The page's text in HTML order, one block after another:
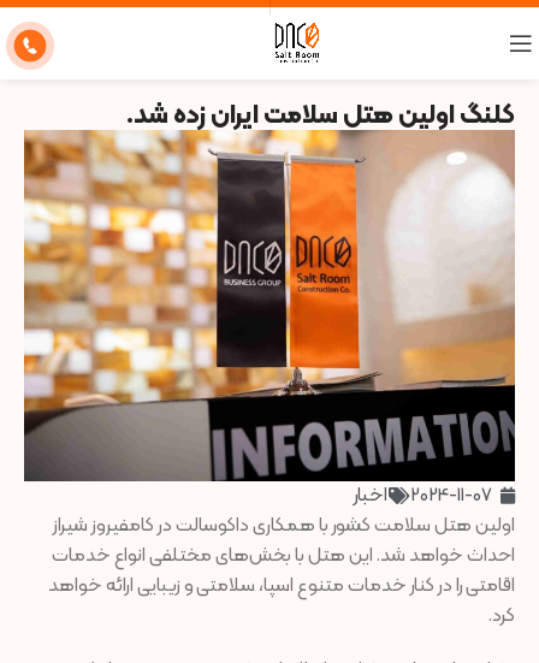
کلنگ اولین هتل سلامت ایران زده شد.
2024-11-07
اخبار
اولین هتل سلامت کشور با همکاری داکوسالت در کامفیروز شیراز
احداث خواهد شد. این هتل با بخش‌های مختلفی انواع خدمات
اقامتی را در کنار خدمات متنوع اسپا، سلامتی و زیبایی ارائه خواهد
کرد.